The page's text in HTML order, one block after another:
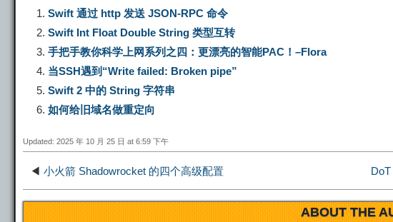
p
y
L
k
l
e
g
m
c
e
k
t
n
t
s
a
b n
Swift 通过 http 发送 JSON-RPC 命令
Swift Int Float Double String 类型互转
手把手教你科学上网系列之四：更漂亮的智能PAC！–Flora
当SSH遇到“Write failed: Broken pipe”
Swift 2 中的 String 字符串
如何给旧域名做重定向
Updated: 2025 年 10 月 25 日 at 6:59 下午
◀ 小火箭 Shadowrocket 的四个高级配置
ABOUT THE